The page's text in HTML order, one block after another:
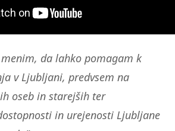
da lahko pomagam k
v Ljubljani, predvsem na
oseb in starejših ter
in urejenosti Ljubljane